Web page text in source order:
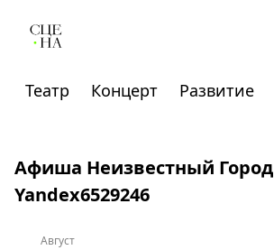
Театр Концерт Развитие
Афиша Неизвестный Город
Yandex6529246
Август